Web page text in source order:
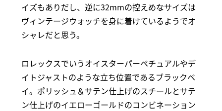
イズもありだし、逆に32mmの控えめなサイズは
ヴィンテージウォッチを身に着けているようでオ
シャレだと思う。
ロレックスでいうオイスターパーペチュアルやデ
イトジャストのような立ち位置であるブラックベ
イ。ポリッシュ＆サテン仕上げのスチールとサテ
ン仕上げのイエローゴールドのコンビネーション